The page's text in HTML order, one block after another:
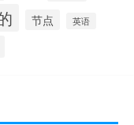
节点 英语